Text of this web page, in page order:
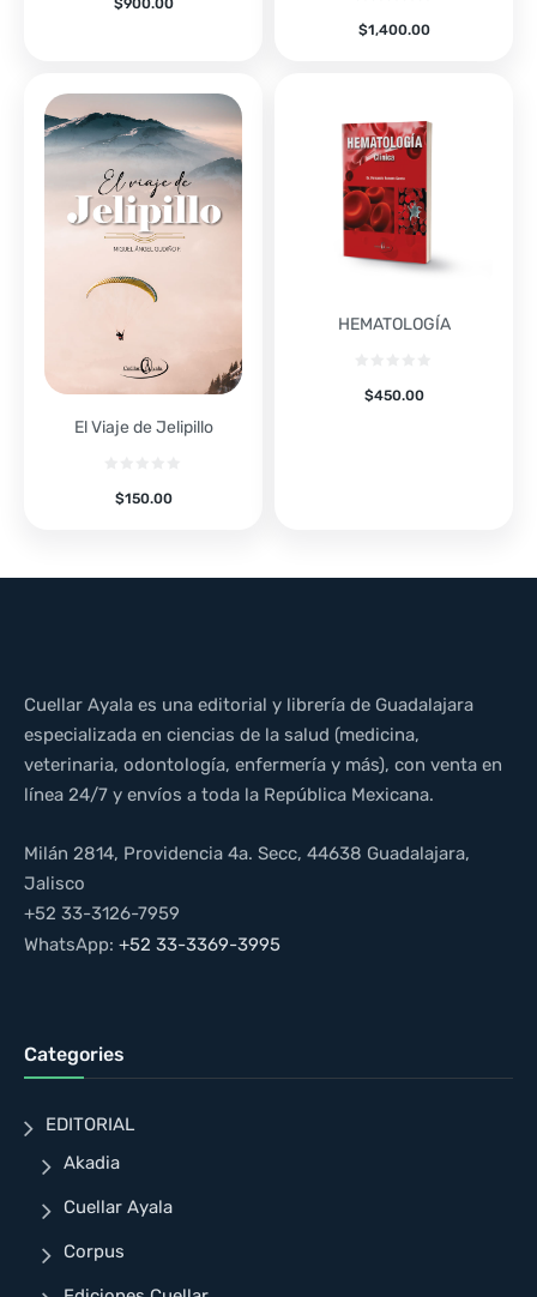
$900.00
$1,400.00
El Viaje de Jelipillo
$150.00
HEMATOLOGÍA
$450.00
Cuellar Ayala es una editorial y librería de Guadalajara
especializada en ciencias de la salud (medicina,
veterinaria, odontología, enfermería y más), con venta en
línea 24/7 y envíos a toda la República Mexicana.
Milán 2814, Providencia 4a. Secc, 44638 Guadalajara,
Jalisco
+52 33-3126-7959
WhatsApp: +52 33-3369-3995
Categories
EDITORIAL
Akadia
Cuellar Ayala
Corpus